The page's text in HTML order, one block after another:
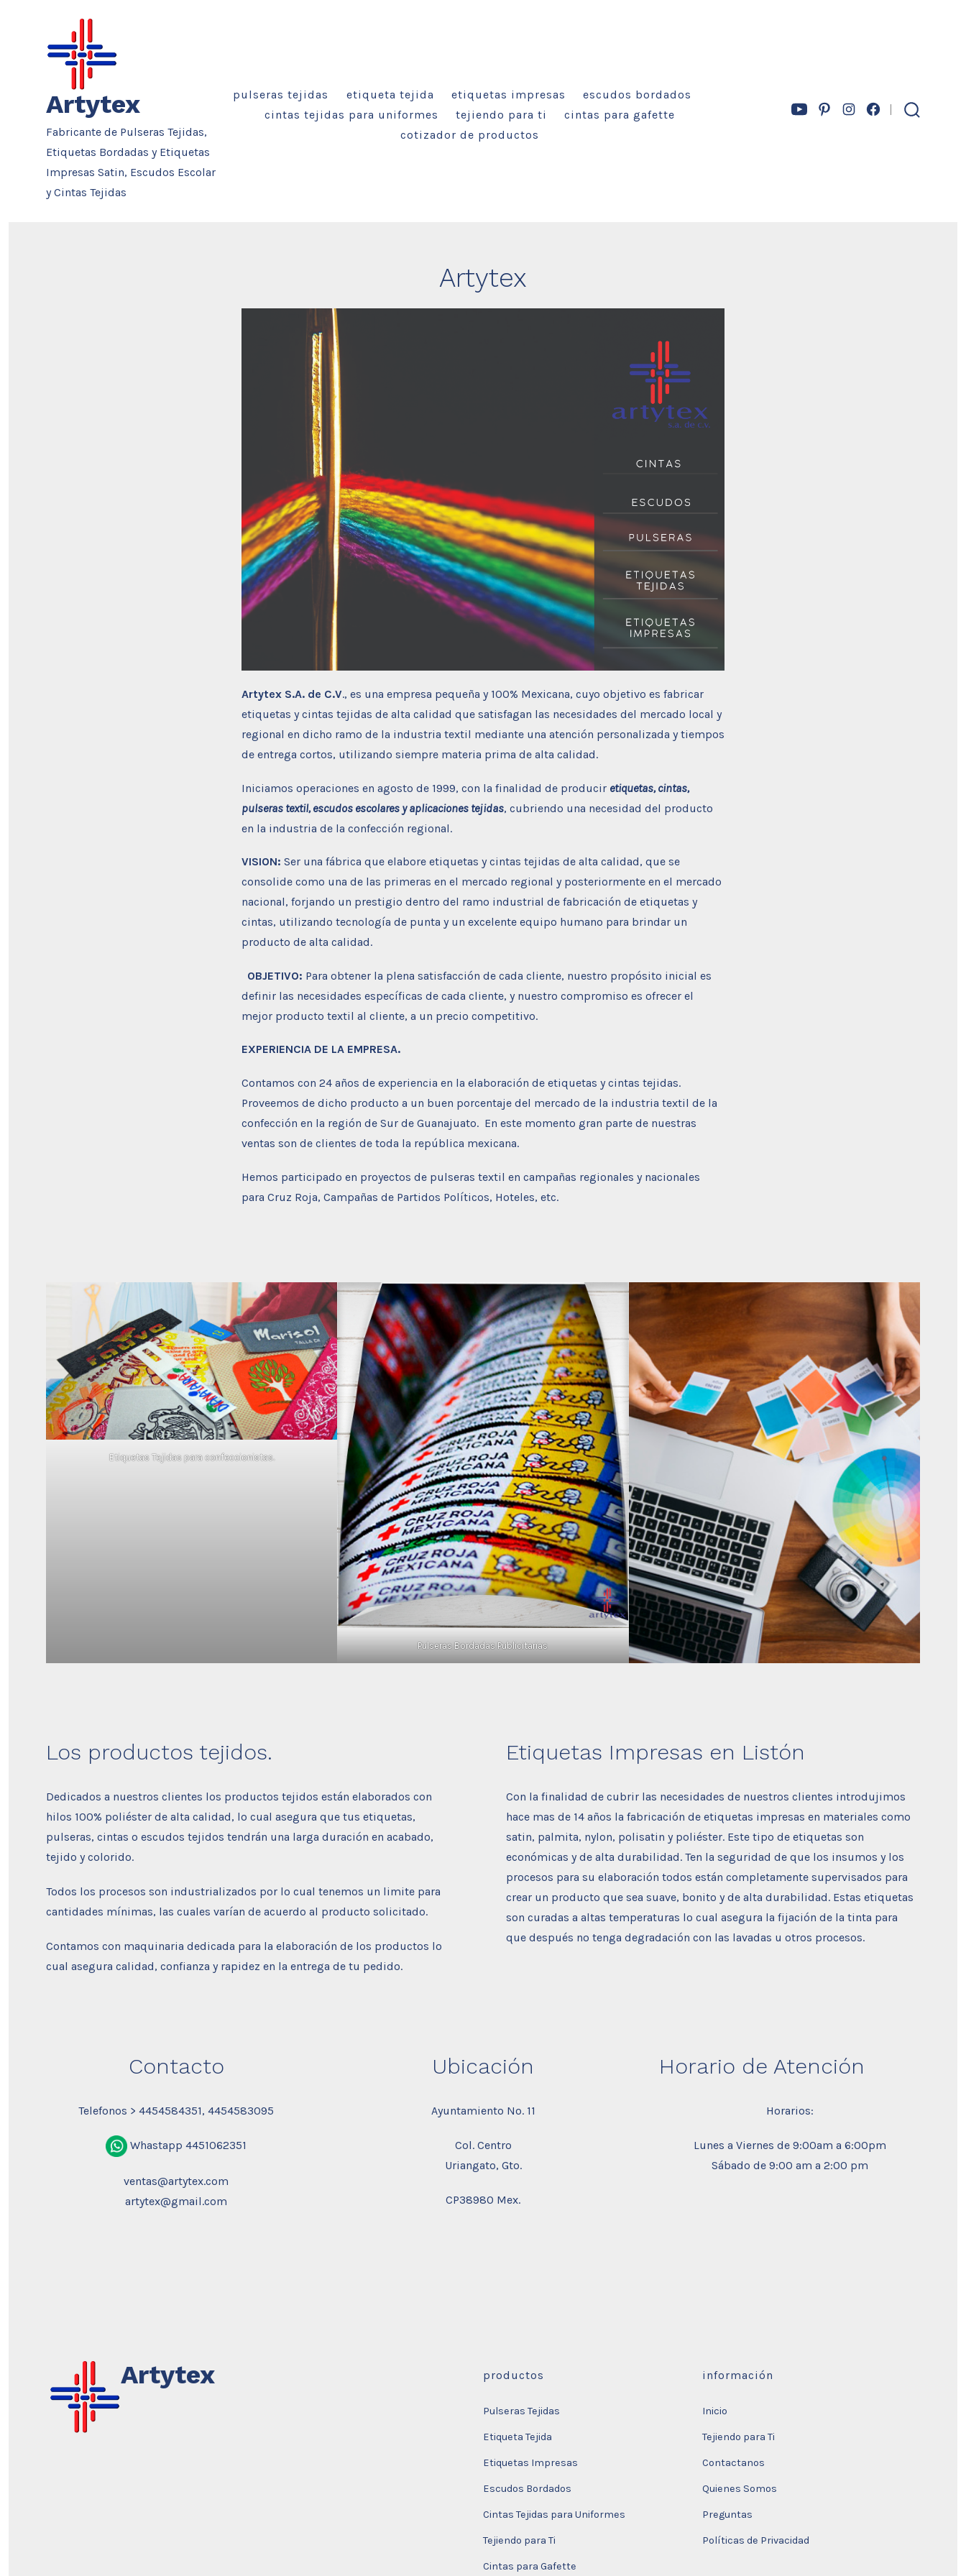
contenido
Abrir
Abrir
Abrir
Abrir
Artytex
Fabricante de Pulseras Tejidas,
Etiquetas Bordadas y Etiquetas
Impresas Satin, Escudos Escolar
y Cintas Tejidas
pulseras tejidas etiqueta tejida etiquetas impresas
escudos bordados
cintas tejidas para uniformes
tejiendo para ti
cintas para gafette
cotizador de productos
Artytex
Artytex S.A. de C.V., es una empresa pequeña y 100% Mexicana, cuyo objetivo es fabricar
etiquetas y cintas tejidas de alta calidad que satisfagan las necesidades del mercado local y
regional en dicho ramo de la industria textil mediante una atención personalizada y tiempos
de entrega cortos, utilizando siempre materia prima de alta calidad.
Iniciamos operaciones en agosto de 1999, con la finalidad de producir etiquetas, cintas,
pulseras textil, escudos escolares y aplicaciones tejidas, cubriendo una necesidad del producto
en la industria de la confección regional.
VISION: Ser una fábrica que elabore etiquetas y cintas tejidas de alta calidad, que se
consolide como una de las primeras en el mercado regional y posteriormente en el mercado
nacional, forjando un prestigio dentro del ramo industrial de fabricación de etiquetas y
cintas, utilizando tecnología de punta y un excelente equipo humano para brindar un
producto de alta calidad.
OBJETIVO: Para obtener la plena satisfacción de cada cliente, nuestro propósito inicial es
definir las necesidades específicas de cada cliente, y nuestro compromiso es ofrecer el
mejor producto textil al cliente, a un precio competitivo.
EXPERIENCIA DE LA EMPRESA.
Contamos con 24 años de experiencia en la elaboración de etiquetas y cintas tejidas.
Proveemos de dicho producto a un buen porcentaje del mercado de la industria textil de la
confección en la región de Sur de Guanajuato. En este momento gran parte de nuestras
ventas son de clientes de toda la república mexicana.
Hemos participado en proyectos de pulseras textil en campañas regionales y nacionales
para Cruz Roja, Campañas de Partidos Políticos, Hoteles, etc.
Etiquetas Tejidas para confeccionistas.
Pulseras Bordadas Publicitarias
Los productos tejidos.
Dedicados a nuestros clientes los productos tejidos están elaborados con
hilos 100% poliéster de alta calidad, lo cual asegura que tus etiquetas,
pulseras, cintas o escudos tejidos tendrán una larga duración en acabado,
tejido y colorido.
Todos los procesos son industrializados por lo cual tenemos un limite para
cantidades mínimas, las cuales varían de acuerdo al producto solicitado.
Contamos con maquinaria dedicada para la elaboración de los productos lo
cual asegura calidad, confianza y rapidez en la entrega de tu pedido.
Etiquetas Impresas en Listón
Con la finalidad de cubrir las necesidades de nuestros clientes introdujimos
hace mas de 14 años la fabricación de etiquetas impresas en materiales como
satin, palmita, nylon, polisatin y poliéster. Este tipo de etiquetas son
económicas y de alta durabilidad. Ten la seguridad de que los insumos y los
procesos para su elaboración todos están completamente supervisados para
crear un producto que sea suave, bonito y de alta durabilidad. Estas etiquetas
son curadas a altas temperaturas lo cual asegura la fijación de la tinta para
que después no tenga degradación con las lavadas u otros procesos.
Contacto
Telefonos > 4454584351, 4454583095
Whastapp 4451062351
ventas@artytex.com
artytex@gmail.com
Ubicación
Ayuntamiento No. 11
Col. Centro
Uriangato, Gto.
CP38980 Mex.
Horario de Atención
Horarios:
Lunes a Viernes de 9:00am a 6:00pm
Sábado de 9:00 am a 2:00 pm
Artytex productos
Pulseras Tejidas
Etiqueta Tejida
Etiquetas Impresas
Escudos Bordados
Cintas Tejidas para Uniformes
Tejiendo para Ti
Cintas para Gafette
información
Inicio
Tejiendo para Ti
Contactanos
Quienes Somos
Preguntas
Políticas de Privacidad